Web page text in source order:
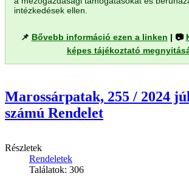
intézkedések ellen.
📌 Bővebb információ ezen a linken | 📷
képes tájékoztató
Marossárpatak, 255 / 2024
számú Rendelet
Részletek
Rendeletek
Találatok: 306